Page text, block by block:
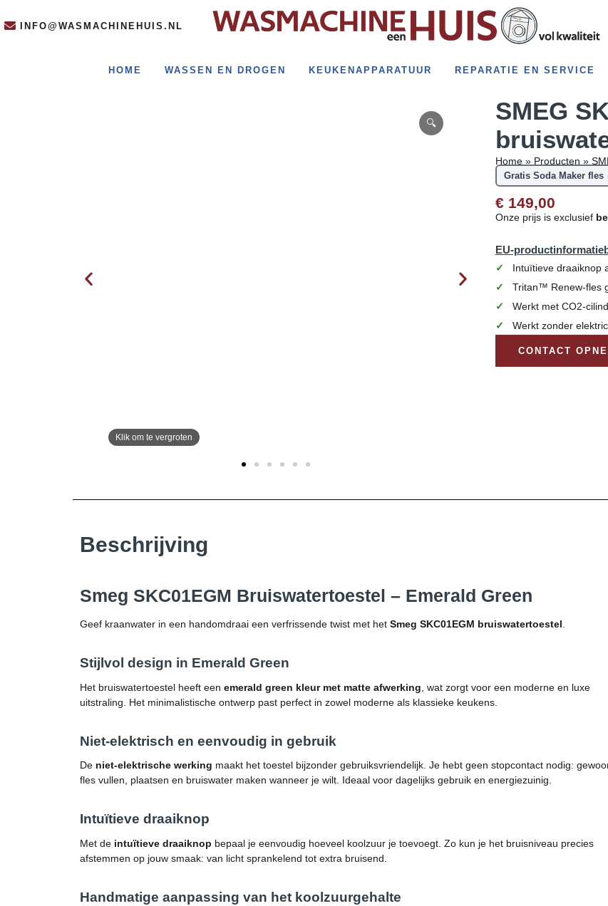
INFO@WASMACHINEHUIS.NL
HOME WASSEN EN DROGEN KEUKENAPPARATUUR REPARATIE EN SERVICE
SMEG
Home» Producten »
Gratis Soda Maker fles
€ 149,00
Onze prijs is exclusief
EU-
Intuïtieve draaiknop
Tritan™ Renew-fles
Werkt met CO2-
Werkt zonder
CONTACT
Beschrijving
Smeg SKC01EGM Bruiswatertoestel – Emerald Green
Geef kraanwater in een handomdraai een verfrissende twist met het Smeg SKC01EGM bruiswatertoestel.
Stijlvol design in Emerald Green
Het bruiswatertoestel heeft een emerald green kleur met matte afwerking , wat zorgt voor een moderne en luxe
uitstraling. Het minimalistische ontwerp past perfect in zowel moderne als klassieke keukens.
Niet-elektrisch en eenvoudig in gebruik
De niet-elektrische werking maakt het toestel bijzonder gebruiksvriendelijk. Je hebt geen stopcontact nodig:
fles vullen, plaatsen en bruiswater maken wanneer je wilt. Ideaal voor dagelijks gebruik en energiezuinig.
Intuïtieve draaiknop
Met de intuïtieve draaiknop bepaal je eenvoudig hoeveel koolzuur je toevoegt. Zo kun je het bruisniveau precies
afstemmen op jouw smaak: van licht sprankelend tot extra bruisend.
Handmatige aanpassing van het koolzuurgehalte